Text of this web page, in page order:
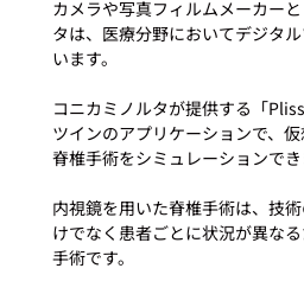
カメラや写真フィルムメーカー
タは、医療分野においてデジタ
います。
コニカミノルタが提供する「
ツインのアプリケーションで、
脊椎手術をシミュレーションでき
内視鏡を用いた脊椎手術は、技
けでなく患者ごとに状況が異な
手術です。